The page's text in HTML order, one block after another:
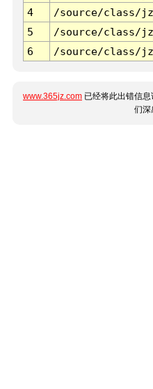
4
/source/class/
5
/source/class/
6
/source/class/
www.365jz.com 已经将此出错信
们深